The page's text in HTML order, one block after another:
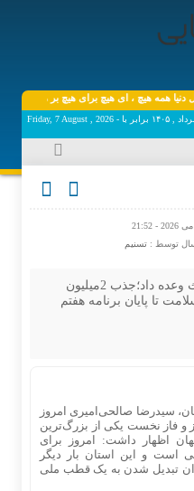
همه هیچ ، ‌ای هیچ برای هیچ بر هیچ مپیچ ،
توسط :تسنیم
وزیر میراث وعده داد؛جذب 2میلیون
تا پایان برنامه هفتم
سیدرضا صالحی‌امیری امروز
5 ستاره سیزنز و فاز نخست یکی از بزرگ‌ترین
اظهار داشت: امروز برای
است و این استان بار دیگر
تبدیل شدن به یک قطب ملی